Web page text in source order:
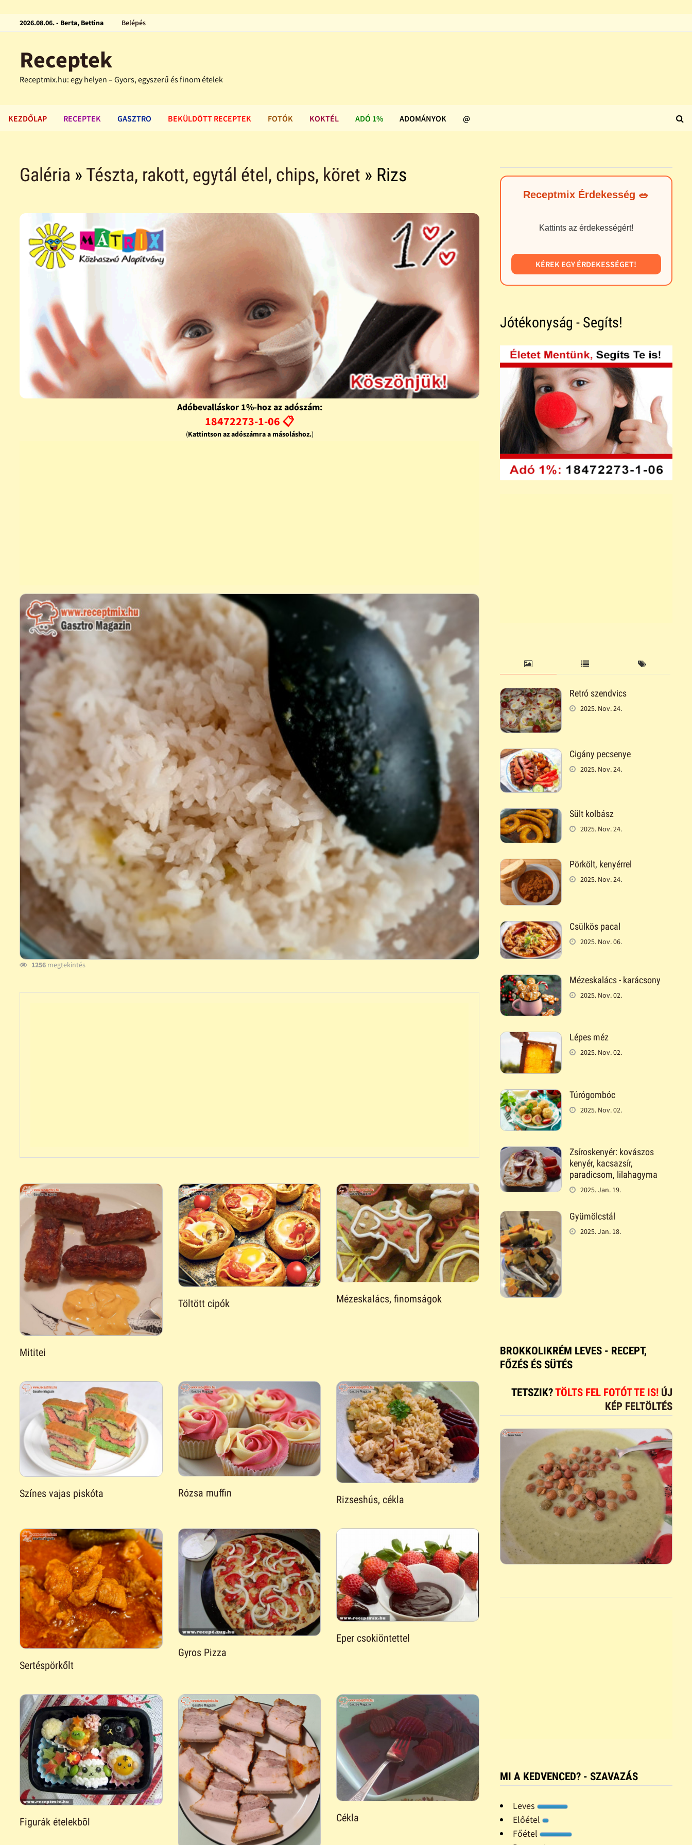
2026.08.06. - Berta, Bettina Belépés
Receptek
Receptmix.hu: egy helyen – Gyors, egyszerű és finom ételek
KEZDŐLAP RECEPTEK GASZTRO BEKÜLDÖTT RECEPTEK FOTÓK KOKTÉL ADÓ 1% ADOMÁNYOK @
Galéria » Tészta, rakott, egytál étel, chips, köret » Rizs
Adóbevalláskor 1%-hoz az adószám:
18472273-1-06 📋
(Kattintson az adószámra a másoláshoz.)
1256 megtekintés
Mititei
Töltött cipók Mézeskalács, finomságok
Színes vajas piskóta Rózsa muffin
Rizseshús, cékla
Sertéspörkőlt
Gyros Pizza
Eper csokiöntettel
Figurák ételekbõl Cékla
Receptmix Érdekesség 🥗
Kattints az érdekességért!
KÉREK EGY ÉRDEKESSÉGET!
Jótékonyság - Segíts!
Retró szendvics
2025. Nov. 24.
Cigány pecsenye
2025. Nov. 24.
Sült kolbász
2025. Nov. 24.
Pörkölt, kenyérrel
2025. Nov. 24.
Csülkös pacal
2025. Nov. 06.
Mézeskalács - karácsony
2025. Nov. 02.
Lépes méz
2025. Nov. 02.
Túrógombóc
2025. Nov. 02.
Zsíroskenyér: kovászos
kenyér, kacsazsír,
paradicsom, lilahagyma
2025. Jan. 19.
Gyümölcstál
2025. Jan. 18.
BROKKOLIKRÉM LEVES - RECEPT,
FŐZÉS ÉS SÜTÉS
TETSZIK?TÖLTS FEL FOTÓT TE IS! ÚJ
KÉP FELTÖLTÉS
MI A KEDVENCED? - SZAVAZÁS
Leves
Előétel
Főétel